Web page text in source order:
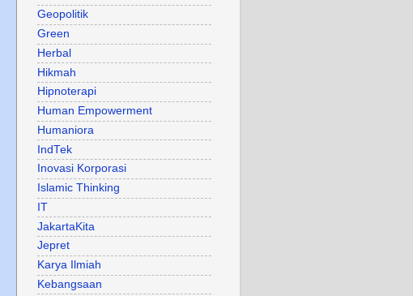
Geopolitik
Green
Herbal
Hikmah
Hipnoterapi
Human Empowerment
Humaniora
IndTek
Inovasi Korporasi
Islamic Thinking
IT
JakartaKita
Jepret
Karya Ilmiah
Kebangsaan